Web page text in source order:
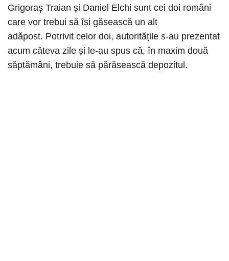
Grigoraș Traian și Daniel Elchi sunt cei doi români
care vor trebui să își găsească un alt
adăpost. Potrivit celor doi, autoritățile s-au prezentat
acum câteva zile și le-au spus că, în maxim două
săptămâni, trebuie să părăsească depozitul.